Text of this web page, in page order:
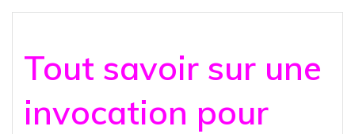
Tout savoir sur une
invocation pour